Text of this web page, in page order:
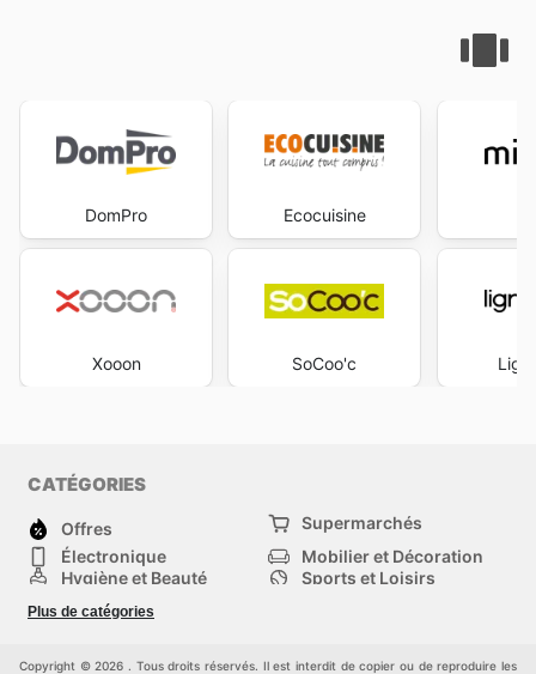
DomPro
Xooon
Ecocuisine
SoCoo'c
CATÉGORIES
Offres
Supermarchés
Électronique
Mobilier et Décoration
Hygiène et Beauté
Sports et Loisirs
Mode
Animalerie
maison
Plus de catégories
Copyright © 2026 . Tous droits réservés. Il est interdit de copier ou de reproduire les